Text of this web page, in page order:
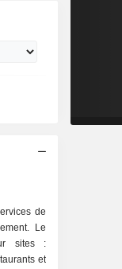
de
Le
sites :
et